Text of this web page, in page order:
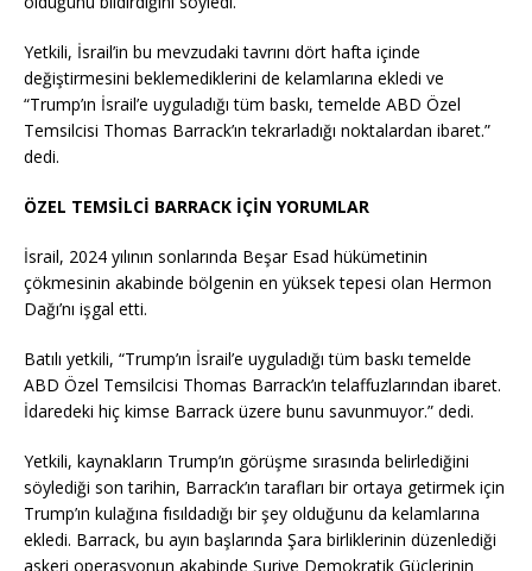
Yetkili, İsrail’in bu mevzudaki tavrını dört hafta içinde
değiştirmesini beklemediklerini de kelamlarına ekledi ve
“Trump’ın İsrail’e uyguladığı tüm baskı, temelde ABD Özel
Temsilcisi Thomas Barrack’ın tekrarladığı noktalardan ibaret.”
dedi.
ÖZEL TEMSİLCİ BARRACK İÇİN YORUMLAR
İsrail, 2024 yılının sonlarında Beşar Esad hükümetinin
çökmesinin akabinde bölgenin en yüksek tepesi olan Hermon
Dağı’nı işgal etti.
Batılı yetkili, “Trump’ın İsrail’e uyguladığı tüm baskı temelde
ABD Özel Temsilcisi Thomas Barrack’ın telaffuzlarından ibaret.
İdaredeki hiç kimse Barrack üzere bunu savunmuyor.” dedi.
Yetkili, kaynakların Trump’ın görüşme sırasında belirlediğini
söylediği son tarihin, Barrack’ın tarafları bir ortaya getirmek için
Trump’ın kulağına fısıldadığı bir şey olduğunu da kelamlarına
ekledi. Barrack, bu ayın başlarında Şara birliklerinin düzenlediği
askeri operasyonun akabinde Suriye Demokratik Güçlerinin